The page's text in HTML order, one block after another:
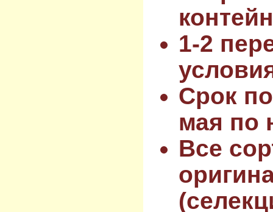
1-2
Срок
мая по
Все